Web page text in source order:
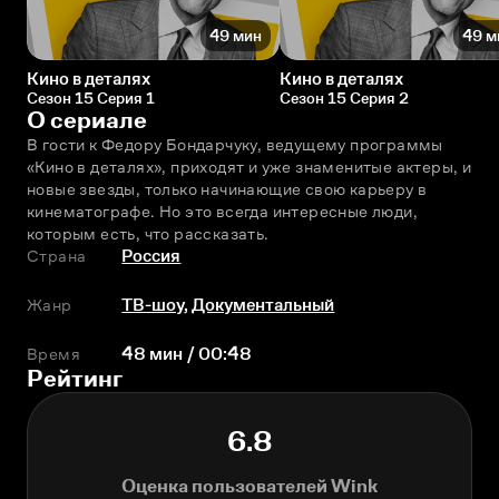
49 мин
Кино в деталях
Сезон 15 Серия 1
49
Кино в деталях
Сезон 15 Серия 2
О сериале
В гости к Фeдору Бондарчуку, ведущему программы
«Кино в деталях», приходят и уже знаменитые актеры, и
новые звезды, только начинающие свою карьеру в
кинематографе. Но это всегда интересные люди,
которым есть, что рассказать.
Страна
Россия
Жанр ТВ-шоу,Документальный
Время 48 мин / 00:48
Рейтинг
6.8
Оценка пользователей Wink